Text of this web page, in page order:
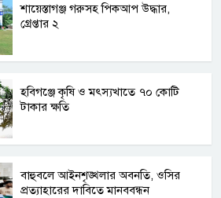
শায়েস্তাগঞ্জ গরুসহ পিকআপ উদ্ধার,
গ্রেপ্তার ২
হবিগঞ্জে কৃষি ও মৎস্যখাতে ৭০ কোটি
টাকার ক্ষতি
বাহুবলে আইনশৃঙ্খলার অবনতি, ওসির
প্রত্যাহারের দাবিতে মানববন্ধন